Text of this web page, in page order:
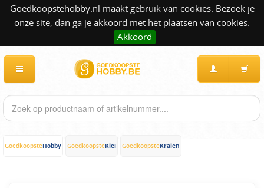
Goedkoopstehobby.nl maakt gebruik van cookies. Bezoek je
onze site, dan ga je akkoord met het plaatsen van cookies.
Akkoord
GoedkoopsteHobby GoedkoopsteKlei GoedkoopsteKralen